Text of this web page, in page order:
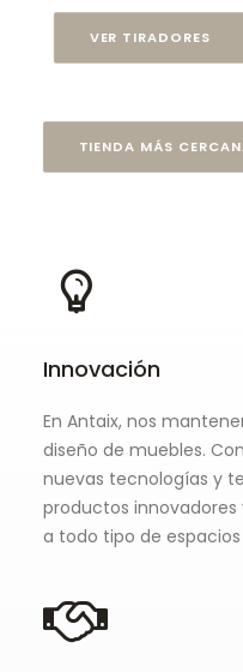
VER TIRADORES
TIENDA MÁS
Innovación
En Antaix, nos
diseño de muebles.
nuevas tecnologías y
productos
a todo tipo de